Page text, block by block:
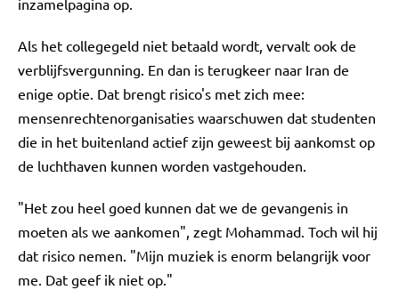
inzamelpagina op.
Als het collegegeld niet betaald wordt, vervalt ook de
verblijfsvergunning. En dan is terugkeer naar Iran de
enige optie. Dat brengt risico's met zich mee:
mensenrechtenorganisaties waarschuwen dat studenten
die in het buitenland actief zijn geweest bij aankomst op
de luchthaven kunnen worden vastgehouden.
"Het zou heel goed kunnen dat we de gevangenis in
moeten als we aankomen", zegt Mohammad. Toch wil hij
dat risico nemen. "Mijn muziek is enorm belangrijk voor
me. Dat geef ik niet op."